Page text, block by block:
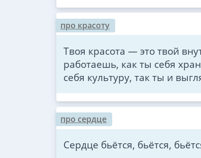
про красоту
Твоя красота — это твой
работаешь, как ты себя
себя культуру, так ты и
про сердце
Сердце бьётся, бьётся,